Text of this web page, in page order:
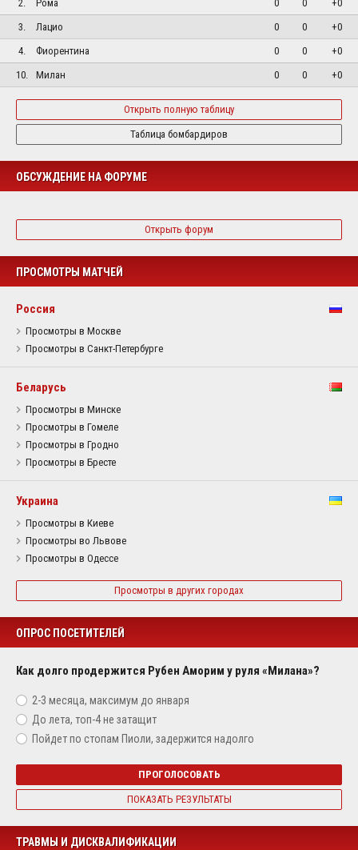
2.
Рома 0 0
+0
3.
Лацио 0 0
+0
4.
Фиорентина 0 0
+0
10.
Милан 0 0 +0
Открыть полную таблицу
Таблица бомбардиров
ОБСУЖДЕНИЕ НА ФОРУМЕ
Открыть форум
ПРОСМОТРЫ МАТЧЕЙ
Россия
Просмотры в Москве
Просмотры в Санкт-Петербурге
Беларусь
Просмотры в Минске
Просмотры в Гомеле
Просмотры в Гродно
Просмотры в Бресте
Украина
Просмотры в Киеве
Просмотры во Львове
Просмотры в Одессе
Просмотры в других городах
ОПРОС ПОСЕТИТЕЛЕЙ
Как долго продержится Рубен Аморим у руля «Милана»?
2-3 месяца, максимум до января
До лета, топ-4 не затащит
Пойдет по стопам Пиоли, задержится надолго
ПРОГОЛОСОВАТЬ
ПОКАЗАТЬ РЕЗУЛЬТАТЫ
ТРАВМЫ И ДИСКВАЛИФИКАЦИИ